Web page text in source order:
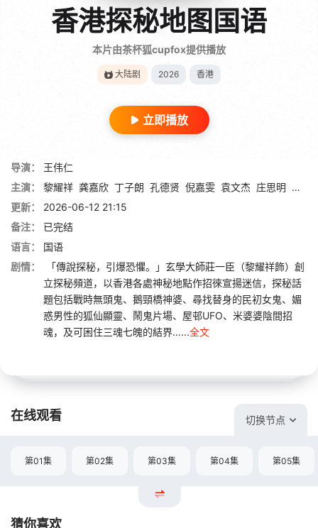
香港探秘地图国语
本片由茶杯狐cupfox提供播放
大陆剧 2026 香港
立即播放
导演：
王伟仁
主演：
黎耀祥 龚嘉欣 丁子朗 孔德贤 倪嘉雯 袁文杰 庄思明 蔡国
更新：
2026-06-12 21:15
备注：
已完结
语言：
国语
剧情：
「傳說探秘，引爆恐懼。」玄學大師莊一臣（黎耀祥飾）創
立探秘頻道，以香港各處神秘地點作招徠宣揚迷信，探秘話
題包括戰時無頭鬼、鵝頸橋神婆、尋找替身的民初女鬼、媚
惑男性的狐仙顯靈、鬧鬼片場、屋邨UFO、米婆婆陰間招
魂，及可困住三魂七魄的結界…...全文
在线观看 切换节点
第01集 第02集 第03集 第04集 第05集
猜你喜欢